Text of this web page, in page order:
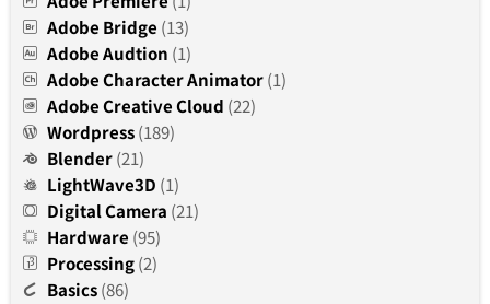
Adobe Bridge (13)
Adobe Audtion (1)
Adobe Character Animator(1)
Adobe Creative Cloud (22)
Wordpress(189)
Blender(21)
LightWave3D (1)
Digital Camera (21)
Hardware (95)
Processing(2)
Basics(86)